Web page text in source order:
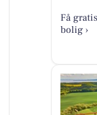
Få
bolig ›